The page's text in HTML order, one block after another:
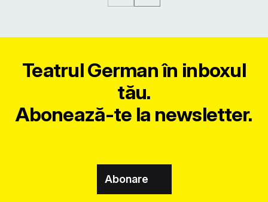
Teatrul German în inboxul
tău.
Abonează-te la newsletter.
Abonare